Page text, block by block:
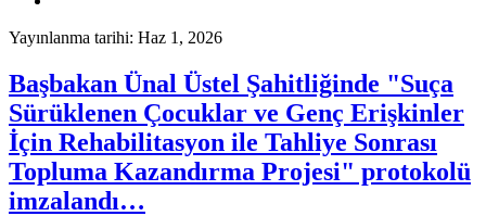
Yayınlanma tarihi: Haz 1, 2026
Başbakan Ünal Üstel Şahitliğinde "Suça
Sürüklenen Çocuklar ve Genç Erişkinler
İçin Rehabilitasyon ile Tahliye Sonrası
Topluma Kazandırma Projesi" protokolü
imzalandı…